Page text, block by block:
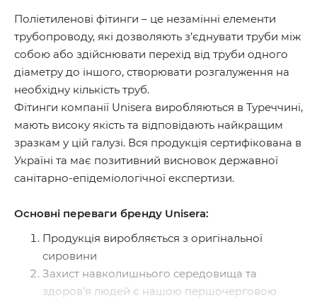
Поліетиленові фітинги – це незамінні елементи
трубопроводу, які дозволяють з’єднувати труби між
собою або здійснювати перехід від труби одного
діаметру до іншого, створювати розгалуження на
необхідну кількість труб.
Фітинги компанії Unisera виробляються в Туреччині,
мають високу якість та відповідають найкращим
зразкам у цій галузі. Вся продукція сертифікована в
Україні та має позитивний висновок державної
санітарно-епідеміологічної експертизи.
Основні переваги бренду Unisera:
Продукція виробляється з оригінальної
сировини
Захист навколишнього середовища та
здоров'я людей є нашою першочерговою